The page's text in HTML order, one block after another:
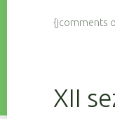
{jcomments
XII